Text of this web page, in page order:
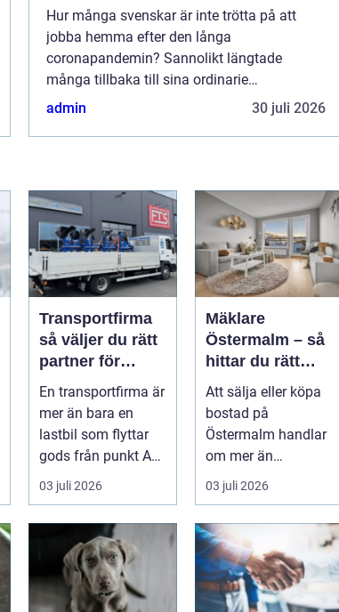
Hur många svenskar är inte trötta på att
jobba hemma efter den långa
coronapandemin? Sannolikt längtade
många tillbaka till sina ordinarie
arbetsplatser redan tidigt år 2020. Särskilt
admin 30 juli 2026
Transportfirma
så väljer du rätt
partner för
snabba och
trygga
leveranser
En transportfirma är
mer än bara en
lastbil som flyttar
gods från punkt A
till punkt B. Rätt
partner...
03 juli 2026
Mäklare
Östermalm – så
hittar du rätt
kompetens för
din bostadsaffär
Att sälja eller köpa
bostad på
Östermalm handlar
om mer än
kvadratmeter oc...
03 juli 2026